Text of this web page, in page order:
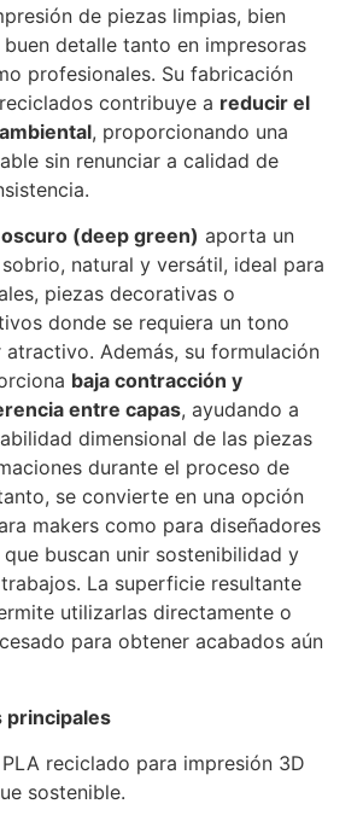
de piezas limpias, bien
detalle tanto en impresoras
profesionales. Su fabricación
contribuye a reducir el
, proporcionando una
sin renunciar a calidad de
(deep green) aporta un
natural y versátil, ideal para
piezas decorativas o
donde se requiera un tono
atractivo. Además, su formulación
baja contracción y
entre capas, ayudando a
dimensional de las piezas
durante el proceso de
se convierte en una opción
makers como para diseñadores
buscan unir sostenibilidad y
La superficie resultante
utilizarlas directamente o
para obtener acabados aún
principales
reciclado para impresión 3D
sostenible.